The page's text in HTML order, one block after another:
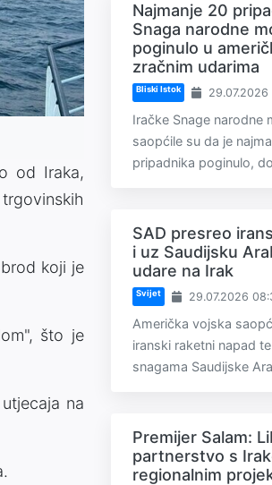
od Iraka,
koji je
što je
na
Najmanje 20
Snaga narodne
poginulo u
zračnim udarima
Bliski Istok 29.07.2026
Iračke Snage narodne
saopćile su da je
pripadnika poginulo,
SAD presreo
i uz Saudijsku
udare na Irak
Svijet 29.07.2026
Američka vojska
iranski raketni napad
snagama Saudijske
Premijer Salam:
partnerstvo s
regionalnim